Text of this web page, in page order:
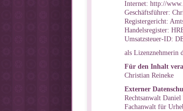
Internet: http://
Geschäftsführer:
Registergericht:
Handelsregister:
Umsatzsteuer-ID:
als Lizenznehmerin
Für den Inhalt
Christian Reineke
Externer
Rechtsanwalt Daniel
Fachanwalt für